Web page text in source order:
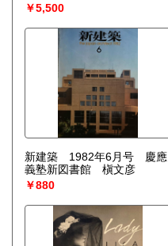
￥5,500
新建築 1982年6月号 慶應
義塾新図書館 槇文彦
￥880